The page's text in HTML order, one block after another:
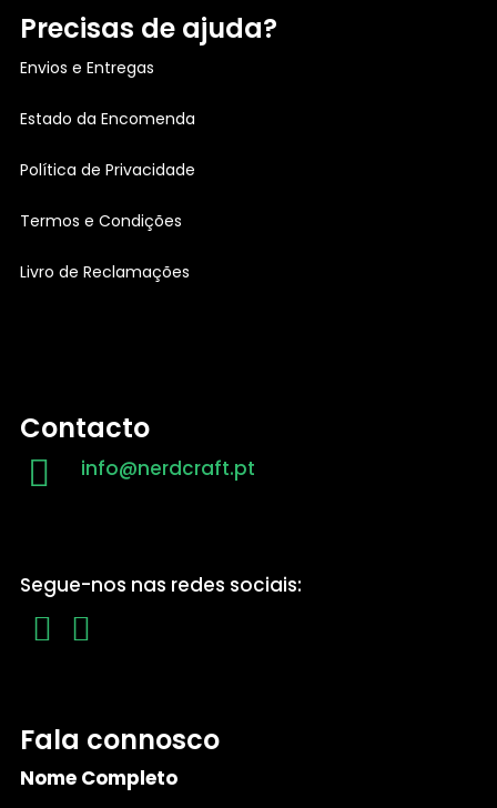
Precisas de ajuda?
Envios e Entregas
Estado da Encomenda
Política de Privacidade
Termos e Condições
Livro de Reclamações
Contacto
info@nerdcraft.pt
Segue-nos nas redes sociais:
Fala connosco
Nome Completo